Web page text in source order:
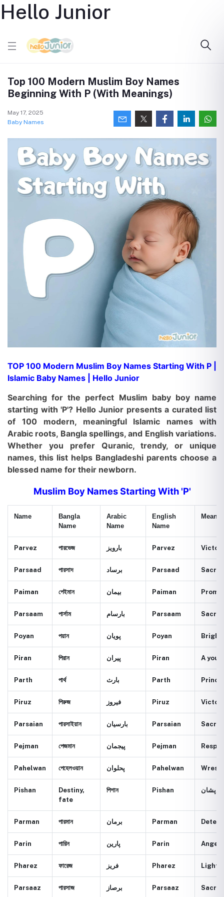
Hello Junior
Top 100 Modern Muslim Boy Names
Beginning With P (With Meanings)
May 17, 2025
Baby Names
TOP 100 Modern Muslim Boy Names Starting With P |
Islamic Baby Names | Hello Junior
Searching for the perfect Muslim baby boy name
starting with 'P'? Hello Junior presents a curated list
of 100 modern, meaningful Islamic names with
Arabic roots, Bangla spellings, and English variations.
Whether you prefer Quranic, trendy, or unique
names, this list helps Bangladeshi parents choose a
blessed name for their newborn.
Muslim Boy Names Starting With 'P'
Name
Bangla
Name
Arabic
Name
English
Name
Parvez পারভেজ بارويز Parvez
Parsaad পারসাদ برساد Parsaad
Paiman পেইমান بيمان Paiman
Parsaam পার্সাম بارسام Parsaam
Poyan পয়ান پويان Poyan
Piran পিরান پيران Piran A
Parth পার্থ بارث Parth
Piruz পিরুজ فيروز Piruz
Parsaian পারসাইয়ান بارسيان Parsaian
Pejman পেজমান پيجمان Pejman
Pahelwan পেহেলওয়ান پحلوان Pahelwan
Pishan
Destiny,
fate
পিশান Pishan پشان
Parman পারমান برمان Parman
Parin পারিন پارين Parin
Pharez ফারেজ فريز Pharez Light,
Parsaaz পারসাজ برصاز Parsaaz